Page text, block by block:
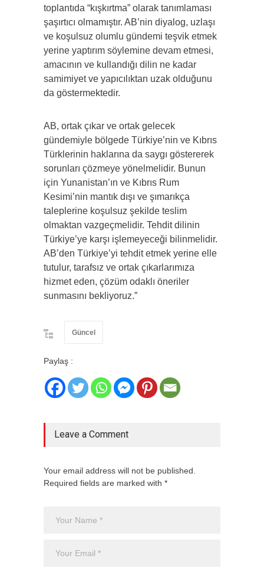
toplantıda “kışkırtma” olarak tanımlaması
şaşırtıcı olmamıştır. AB’nin diyalog, uzlaşı
ve koşulsuz olumlu gündemi teşvik etmek
yerine yaptırım söylemine devam etmesi,
amacının ve kullandığı dilin ne kadar
samimiyet ve yapıcılıktan uzak olduğunu
da göstermektedir.
AB, ortak çıkar ve ortak gelecek
gündemiyle bölgede Türkiye’nin ve Kıbrıs
Türklerinin haklarına da saygı göstererek
sorunları çözmeye yönelmelidir. Bunun
için Yunanistan’ın ve Kıbrıs Rum
Kesimi’nin mantık dışı ve şımarıkça
taleplerine koşulsuz şekilde teslim
olmaktan vazgeçmelidir. Tehdit dilinin
Türkiye’ye karşı işlemeyeceği bilinmelidir.
AB’den Türkiye’yi tehdit etmek yerine elle
tutulur, tarafsız ve ortak çıkarlarımıza
hizmet eden, çözüm odaklı öneriler
sunmasını bekliyoruz.”
Güncel
Paylaş :
Leave a Comment
Your email address will not be published.
Required fields are marked with *